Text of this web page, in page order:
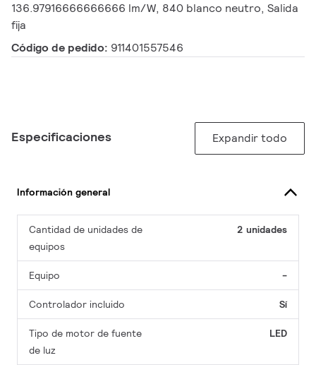
136.97916666666666 lm/W, 840 blanco neutro, Salida
fija
Código de pedido: 911401557546
Especificaciones Expandir todo
Información general
Cantidad de unidades de
equipos
2 unidades
Equipo -
Controlador incluido Sí
Tipo de motor de fuente
de luz
LED